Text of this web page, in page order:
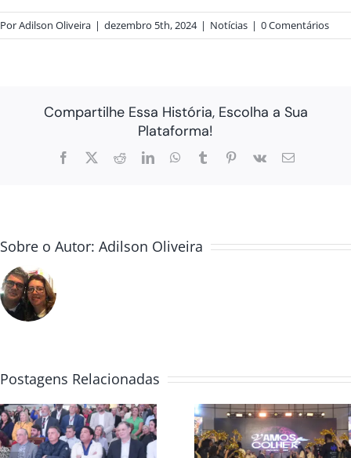
PorAdilson Oliveira | dezembro 5th, 2024 | Notícias | 0 Comentários
Compartilhe Essa História, Escolha a Sua
Plataforma!
Facebook
X RedditLinkedInWhatsApp
TumblrPinterest
Vk
E-
Sobre o Autor: Adilson Oliveira
Postagens Relacionadas